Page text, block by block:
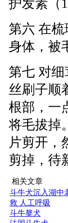
护发素（
第六 在
身体，被
第七 对
丝刷子顺
根部，一
将毛拔掉
片剪开，
剪掉，待
相关文章
斗牛犬沉入湖中
救 人工呼吸
斗牛獒犬